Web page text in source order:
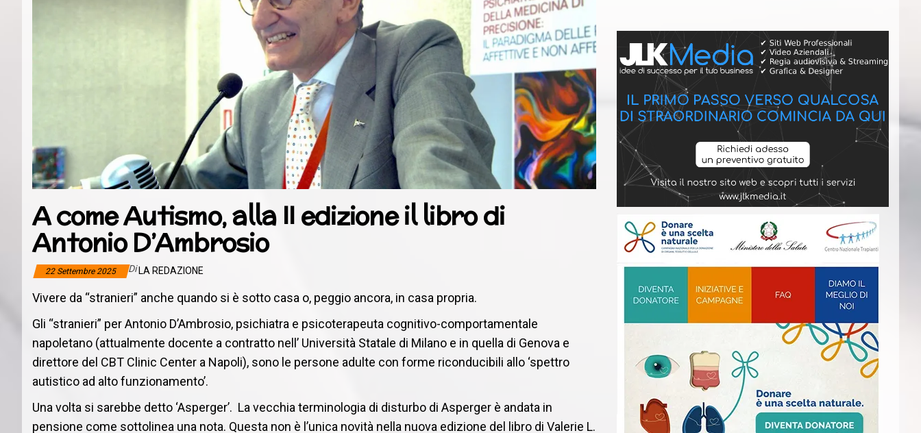
A come Autismo, alla II edizione il libro di
Antonio D’Ambrosio
22 Settembre 2025 Di LA REDAZIONE
Vivere da “stranieri” anche quando si è sotto casa o, peggio ancora, in casa propria.
Gli “stranieri” per Antonio D’Ambrosio, psichiatra e psicoterapeuta cognitivo-comportamentale
napoletano (attualmente docente a contratto nell’ Università Statale di Milano e in quella di Genova e
direttore del CBT Clinic Center a Napoli), sono le persone adulte con forme riconducibili allo ‘spettro
autistico ad alto funzionamento’.
Una volta si sarebbe detto ‘Asperger’. La vecchia terminologia di disturbo di Asperger è andata in
pensione come sottolinea una nota. Questa non è l’unica novità nella nuova edizione del libro di Valerie L.